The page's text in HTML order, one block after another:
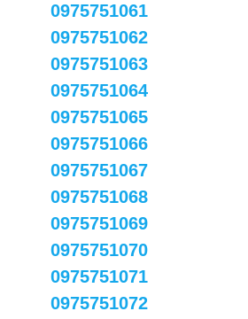
0975751061
0975751062
0975751063
0975751064
0975751065
0975751066
0975751067
0975751068
0975751069
0975751070
0975751071
0975751072